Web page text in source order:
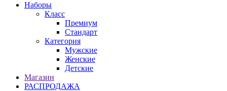
Наборы
Класс
Премиум
Стандарт
Категория
Мужские
Женские
Детские
Магазин
РАСПРОДАЖА